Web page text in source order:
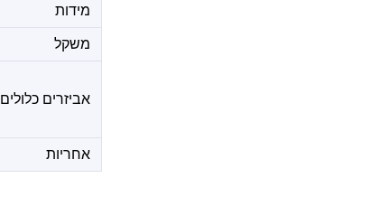
מידות
משקל
אביזרים כלולים
אחריות